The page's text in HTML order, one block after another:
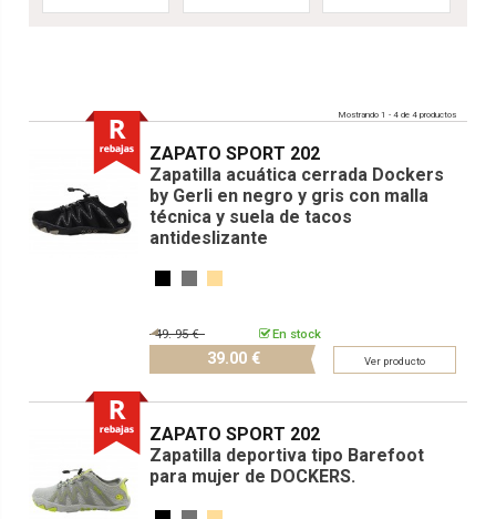
Mostrando 1 - 4 de 4 productos
ZAPATO SPORT 202
Zapatilla acuática cerrada Dockers
by Gerli en negro y gris con malla
técnica y suela de tacos
antideslizante
En stock
49.95 €
39.00 € Ver producto
ZAPATO SPORT 202
Zapatilla deportiva tipo Barefoot
para mujer de DOCKERS.